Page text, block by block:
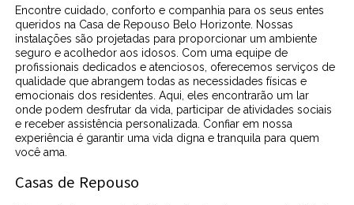
Encontre cuidado, conforto e companhia para os seus entes
queridos na Casa de Repouso Belo Horizonte. Nossas
instalações são projetadas para proporcionar um ambiente
seguro e acolhedor aos idosos. Com uma equipe de
profissionais dedicados e atenciosos, oferecemos serviços de
qualidade que abrangem todas as necessidades físicas e
emocionais dos residentes. Aqui, eles encontrarão um lar
onde podem desfrutar da vida, participar de atividades sociais
e receber assistência personalizada. Confiar em nossa
experiência é garantir uma vida digna e tranquila para quem
você ama.
Casas de Repouso